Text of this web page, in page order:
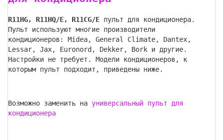
R11HG, R11HQ/E, R11CG/E пульт для кондиционера.
Пульт используют многие производители
кондиционеров: Midea, General Climate, Dantex,
Lessar, Jax, Euronord, Dekker, Bork и другие.
Настройки не требует. Модели кондиционеров, к
которым пульт подходит, приведены ниже.
Возможно заменить на универсальный пульт для
кондиционера